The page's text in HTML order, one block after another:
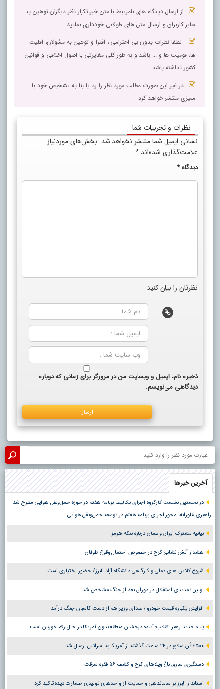
از ارسال دیدگاه های نامرتبط با متن خبر،تکرار نظر دیگران،توهین به
سایر کاربران و ارسال متن های طولانی خودداری نمایید.
لطفا نظرات بدون بی احترامی ، افترا و توهین به مسٔولان، اقلیت
ها، قومیت ها و ... باشد و به طور کلی مغایرتی با اصول اخلاقی و قوانین
کشور نداشته باشد.
در غیر این صورت مطلب مورد نظر را رد یا بنا به تشخیص خود با
ممیزی منتشر خواهد کرد.
نظرات و تجربیات شما
نشانی ایمیل شما منتشر نخواهد شد. بخش‌های موردنیاز
علامت‌گذاری شده‌اند *
دیدگاه*
نظرتان را بیان کنید
ذخیره نام، ایمیل و وبسایت من در مرورگر برای زمانی که دوباره
دیدگاهی می‌نویسم.
آخرین خبرها
در نخستین نشست کارگروه اجرای تکالیف برنامه هفتم در حوزه حمل‌ونقل هوایی مطرح شد:
راهبری فناورانه، محور اجرای برنامه هفتم در توسعه حمل‌ونقل هوایی
بیانیه مشترک ایران و عمان درباره تنگه هرمز
هشدار آتش نشانی کرج در خصوص احتمال وقوع طوفان
شروع کلاس های عملی و کارگاهی دانشگاه آزاد البرز/ حضور اختیاری است
اولین تمدیدی استقلال در دوران بعد از جنگ مشخص شد
افزایش یکباره قیمت خودرو ؛ صدای وزیر هم از دست کاسبان جنگ درآمد
پیام جدید رهبر انقلاب؛ آینده درخشان منطقه بدون آمریکا در حال رقم خوردن است
۶۵۰۰ تُن سلاح در ۲۴ ساعت گذشته از آمریکا به اسرائیل ارسال شد
دستگیری سارق باغ ویلاهای کرج و کشف ۵۶ فقره سرقت
استاندار البرز بر ساماندهی و حمایت از واحدهای تولیدی خسارت دیده تاکید کرد